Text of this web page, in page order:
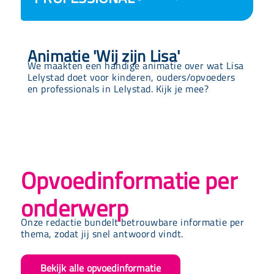
Animatie 'Wij zijn Lisa'
We maakten een handige animatie over wat Lisa
Lelystad doet voor kinderen, ouders/opvoeders
en professionals in Lelystad. Kijk je mee?
Opvoedinformatie per
onderwerp
Onze redactie bundelt betrouwbare informatie per
thema, zodat jij snel antwoord vindt.
Bekijk alle opvoedinformatie